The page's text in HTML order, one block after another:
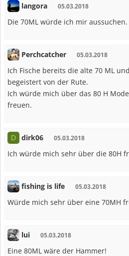
langora 05.03.2018
Die 70ML würde ich mir aussuchen.
Perchcatcher 05.03.2018
Ich Fische bereits die alte 70 ML
begeistert von der Rute.
Ich würde mich über das 80 H
freuen.
D dirk06 05.03.2018
Ich würde mich sehr über die 80H
fishing is life 05.03.2018
Würde mich sehr über eine 70MH
lui 05.03.2018
Eine 80ML wäre der Hammer!